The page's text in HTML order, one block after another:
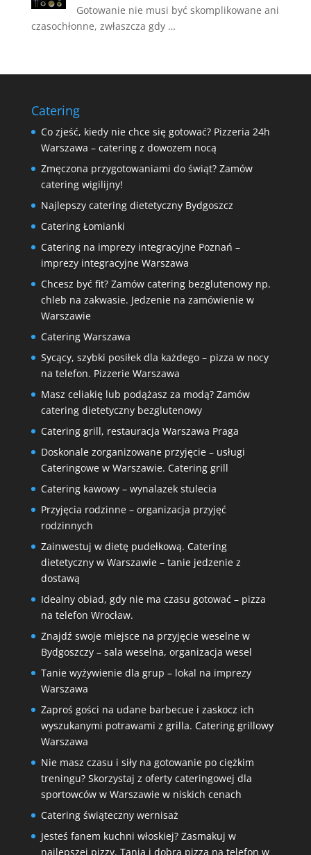
Gotowanie nie musi być skomplikowane ani
czasochłonne, zwłaszcza gdy …
Catering
Co zjeść, kiedy nie chce się gotować? Pizzeria 24h
Warszawa – catering z dowozem nocą
Zmęczona przygotowaniami do świąt? Zamów
catering wigilijny!
Najlepszy catering dietetyczny Bydgoszcz
Catering Łomianki
Catering na imprezy integracyjne Poznań –
imprezy integracyjne Warszawa
Chcesz być fit? Zamów catering bezglutenowy np.
chleb na zakwasie. Jedzenie na zamówienie w
Warszawie
Catering Warszawa
Sycący, szybki posiłek dla każdego – pizza w nocy
na telefon. Pizzerie Warszawa
Masz celiakię lub podążasz za modą? Zamów
catering dietetyczny bezglutenowy
Catering grill, restauracja Warszawa Praga
Doskonale zorganizowane przyjęcie – usługi
Cateringowe w Warszawie. Catering grill
Catering kawowy – wynalazek stulecia
Przyjęcia rodzinne – organizacja przyjęć
rodzinnych
Zainwestuj w dietę pudełkową. Catering
dietetyczny w Warszawie – tanie jedzenie z
dostawą
Idealny obiad, gdy nie ma czasu gotować – pizza
na telefon Wrocław.
Znajdź swoje miejsce na przyjęcie weselne w
Bydgoszczy – sala weselna, organizacja wesel
Tanie wyżywienie dla grup – lokal na imprezy
Warszawa
Zaproś gości na udane barbecue i zaskocz ich
wyszukanymi potrawami z grilla. Catering grillowy
Warszawa
Nie masz czasu i siły na gotowanie po ciężkim
treningu? Skorzystaj z oferty cateringowej dla
sportowców w Warszawie w niskich cenach
Catering świąteczny wernisaż
Jesteś fanem kuchni włoskiej? Zasmakuj w
najlepszej pizzy. Tania i dobra pizza na telefon w